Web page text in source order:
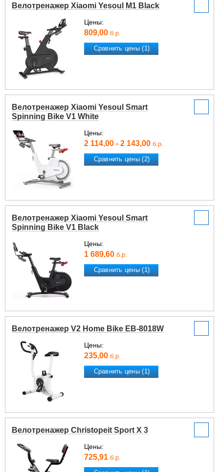
Велотренажер Xiaomi Yesoul M1 Black
Цены:
809,00 б.р.
Сравнить цены (1)
Велотренажер Xiaomi Yesoul Smart
Spinning Bike V1 White
Цены:
2 114,00 - 2 143,00 б.р.
Сравнить цены (2)
Велотренажер Xiaomi Yesoul Smart
Spinning Bike V1 Black
Цены:
1 689,60 б.р.
Сравнить цены (1)
Велотренажер V2 Home Bike EB-8018W
Цены:
235,00 б.р.
Сравнить цены (1)
Велотренажер Christopeit Sport X 3
Цены:
725,91 б.р.